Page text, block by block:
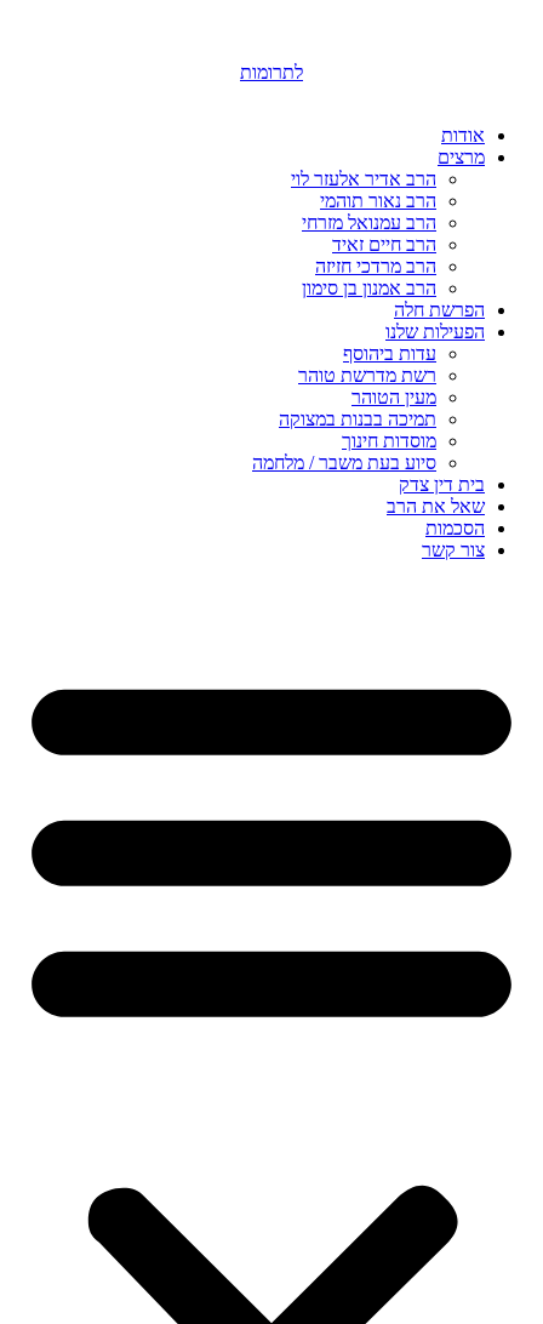
לתרומות
אודות
מרצים
הרב אדיר אלעזר לוי
הרב נאור תוהמי
הרב עמנואל מזרחי
הרב חיים זאיד
הרב מרדכי חזיזה
הרב אמנון בן סימון
הפרשת חלה
הפעילות שלנו
עדות ביהוסף
רשת מדרשת טוהר
מעין הטוהר
תמיכה בבנות במצוקה
מוסדות חינוך
סיוע בעת משבר / מלחמה
בית דין צדק
שאל את הרב
הסכמות
צור קשר